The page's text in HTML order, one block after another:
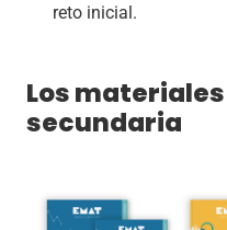
reto inicial.
Los materiales
secundaria